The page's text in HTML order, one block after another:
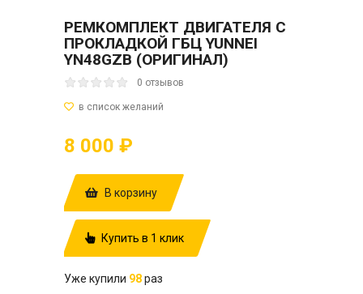
РЕМКОМПЛЕКТ ДВИГАТЕЛЯ С
ПРОКЛАДКОЙ ГБЦ YUNNEI
YN48GZB (ОРИГИНАЛ)
0 отзывов
8 000 ₽
В корзину
Купить в 1 клик
Уже купили 98раз